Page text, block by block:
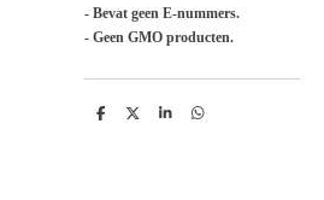
- Bevat geen E-nummers.
- Geen GMO producten.
D
D
S
D